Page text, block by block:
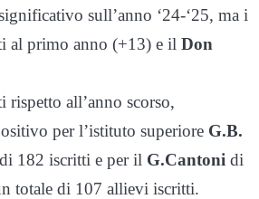
sull’anno ‘24-‘25, ma i
al primo anno (+13) e il Don
all’anno scorso,
per l’istituto superiore G.B.
182 iscritti e per il G.Cantoni di
totale di 107 allievi iscritti.